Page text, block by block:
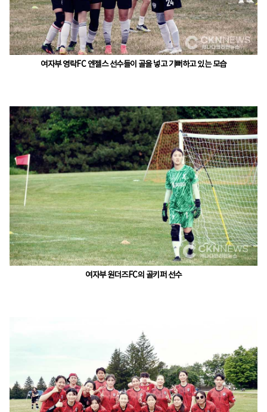
여자부 영락FC 엔젤스 선수들이 골을 넣고 기뻐하고 있는 모습
여자부 원더즈FC의 골키퍼 선수